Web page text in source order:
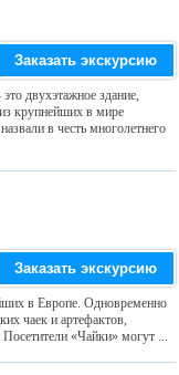
Заказать экскурсию
двухэтажное здание,
крупнейших в мире
в честь многолетнего
Заказать экскурсию
в Европе. Одновременно
чаек и артефактов,
«Чайки» могут ...